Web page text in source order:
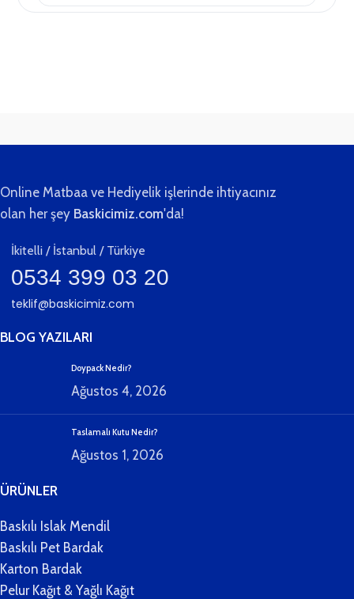
teslim.
Online Matbaa ve Hediyelik işlerinde ihtiyacınız
olan her şey Baskicimiz.com'da!
İkitelli / İstanbul / Türkiye
0534 399 03 20
teklif@baskicimiz.com
BLOG YAZILARI
Doypack Nedir?
Ağustos 4, 2026
Taslamalı Kutu Nedir?
Ağustos 1, 2026
ÜRÜNLER
Baskılı Islak Mendil
Baskılı Pet Bardak
Karton Bardak
Pelur Kağıt & Yağlı Kağıt